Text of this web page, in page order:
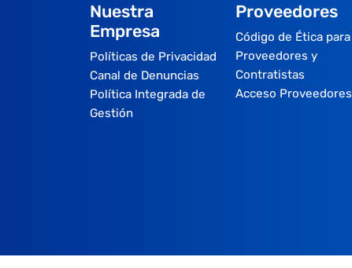
Nuestra
Empresa
Políticas de Privacidad
Canal de Denuncias
Política Integrada de
Gestión
Proveedores
Código de Ética para
Proveedores y
Contratistas
Acceso Proveedores